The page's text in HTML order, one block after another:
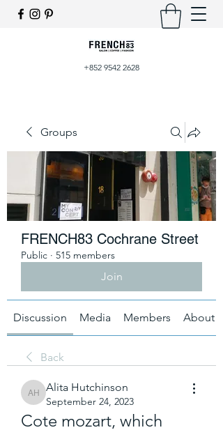
+852 9542 2628
Groups
FRENCH83 Cochrane Street
Public · 515 members
Join
Discussion Media Members About
Back
Alita Hutchinson
Alita Hutchinson
September 24, 2023
Cote mozart, which